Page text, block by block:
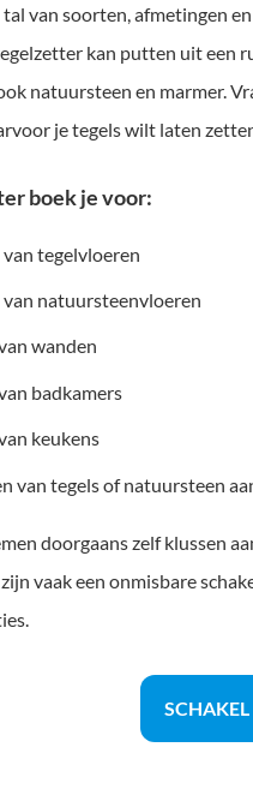
tal van soorten, afmetingen
kan putten uit een
natuursteen en marmer.
je tegels wilt laten
boek je voor:
tegelvloeren
van natuursteenvloeren
wanden
badkamers
keukens
van tegels of natuursteen
doorgaans zelf klussen
vaak een onmisbare
SCHAKEL